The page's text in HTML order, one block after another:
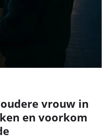
vrouw in
en voorkom